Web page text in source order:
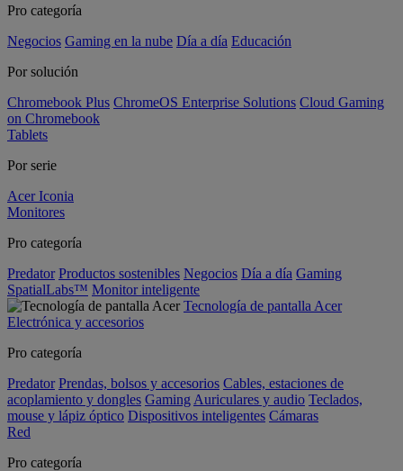
Pro categoría
Negocios Gaming en la nube Día a día Educación
Por solución
Chromebook Plus ChromeOS Enterprise Solutions Cloud Gaming
on Chromebook
Tablets
Por serie
Acer Iconia
Monitores
Pro categoría
Predator Productos sostenibles Negocios Día a día Gaming
SpatialLabs™ Monitor inteligente
Tecnología de pantalla Acer
Electrónica y accesorios
Pro categoría
Predator Prendas, bolsos y accesorios Cables, estaciones de
acoplamiento y dongles Gaming Auriculares y audio Teclados,
mouse y lápiz óptico Dispositivos inteligentes Cámaras
Red
Pro categoría